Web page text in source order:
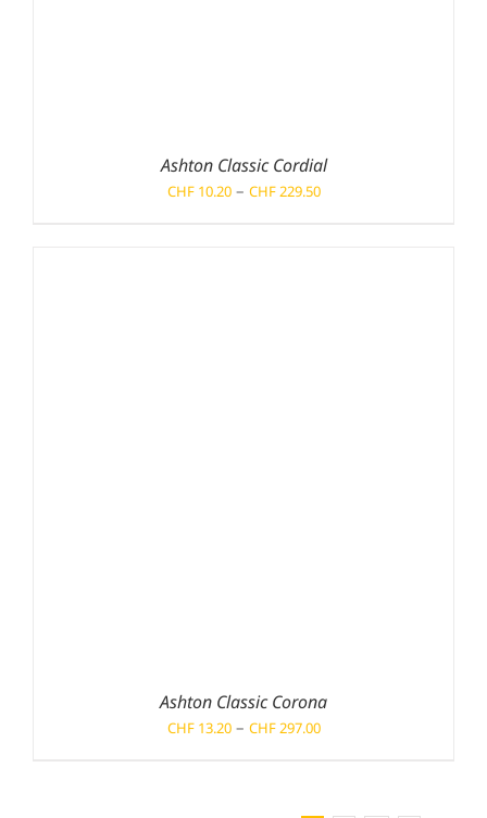
Ashton Classic Cordial
CHF10.20 – CHF229.50Preisspanne:
Ashton Classic Corona
CHF13.20 – CHF297.00Preisspanne: